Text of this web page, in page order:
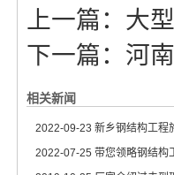
上一篇： 大
下一篇： 河
相关新闻
2022-09-23 新乡钢结构工程
2022-07-25 带您领略钢结构